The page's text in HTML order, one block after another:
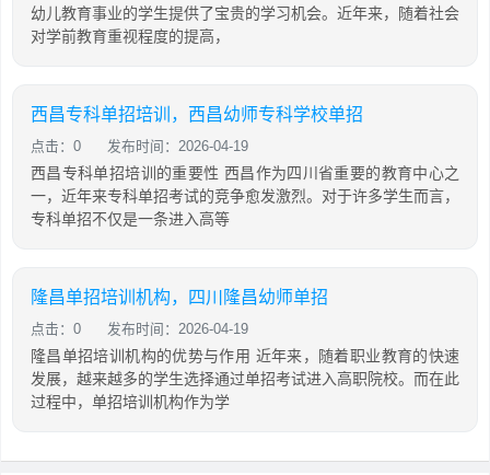
幼儿教育事业的学生提供了宝贵的学习机会。近年来，随着社会
对学前教育重视程度的提高，
西昌专科单招培训，西昌幼师专科学校单招
点击：0 发布时间：2026-04-19
西昌专科单招培训的重要性 西昌作为四川省重要的教育中心之
一，近年来专科单招考试的竞争愈发激烈。对于许多学生而言，
专科单招不仅是一条进入高等
隆昌单招培训机构，四川隆昌幼师单招
点击：0 发布时间：2026-04-19
隆昌单招培训机构的优势与作用 近年来，随着职业教育的快速
发展，越来越多的学生选择通过单招考试进入高职院校。而在此
过程中，单招培训机构作为学